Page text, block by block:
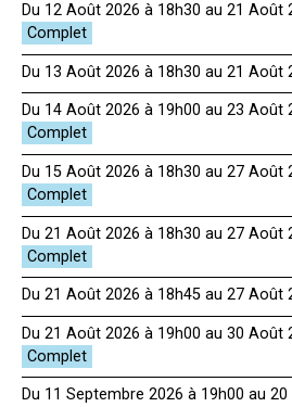
Du 12 Août 2026 à 18h30 au 21 Août
Du 13 Août 2026 à 18h30 au 21 Août
Du 14 Août 2026 à 19h00 au 23 Août
Du 15 Août 2026 à 18h30 au 27 Août
Du 21 Août 2026 à 18h30 au 27 Août
Du 21 Août 2026 à 18h45 au 27 Août
Du 21 Août 2026 à 19h00 au 30 Août
Du 11 Septembre 2026 à 19h00 au